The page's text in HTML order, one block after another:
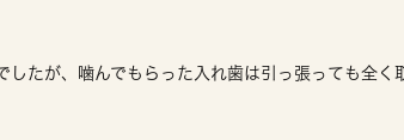
したが、噛んでもらった入れ歯は引っ張っても全く